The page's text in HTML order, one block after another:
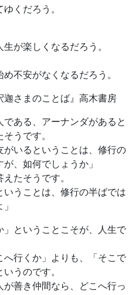
くだろう。
が楽しくなるだろう。
不安がなくなるだろう。
さまのことば』高木書房
ある、アーナンダがあると
うです。
がいるということは、修行の
、如何でしょうか」
たそうです。
いうことは、修行の半ばでは
ということこそが、人生で
へ行くか」よりも、「そこで
うのです。
善き仲間なら、どこへ行っ